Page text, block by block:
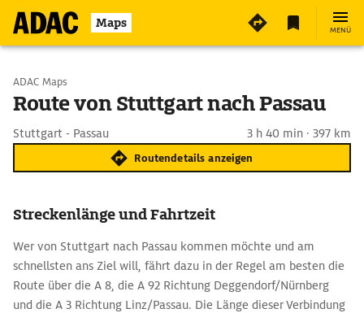
Maps MENÜ
Start wählen
ADAC Maps
Route von Stuttgart nach Passau
Stuttgart - Passau 3 h 40 min · 397 km
Routendetails anzeigen
Streckenlänge und Fahrtzeit
Wer von Stuttgart nach Passau kommen möchte und am
schnellsten ans Ziel will, fährt dazu in der Regel am besten die
Route über die A 8, die A 92 Richtung Deggendorf/Nürnberg
und die A 3 Richtung Linz/Passau. Die Länge dieser Verbindung